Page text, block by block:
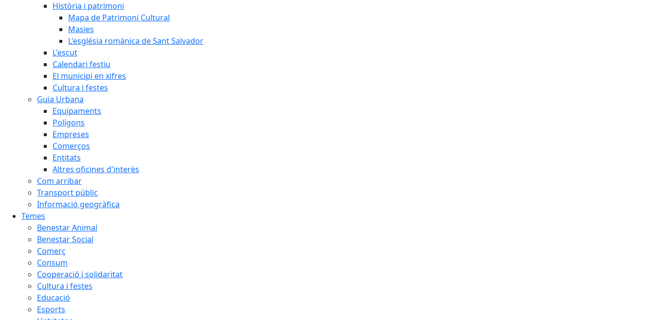
Història i patrimoni
Mapa de Patrimoni Cultural
Masies
L'església romànica de Sant Salvador
L'escut
Calendari festiu
El municipi en xifres
Cultura i festes
Guia Urbana
Equipaments
Polígons
Empreses
Comerços
Entitats
Altres oficines d'interès
Com arribar
Transport públic
Informació geogràfica
Temes
Benestar Animal
Benestar Social
Comerç
Consum
Cooperació i solidaritat
Cultura i festes
Educació
Esports